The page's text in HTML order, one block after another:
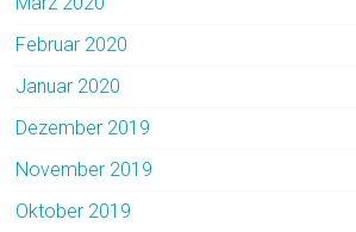
Februar 2020
Januar 2020
Dezember 2019
November 2019
Oktober 2019